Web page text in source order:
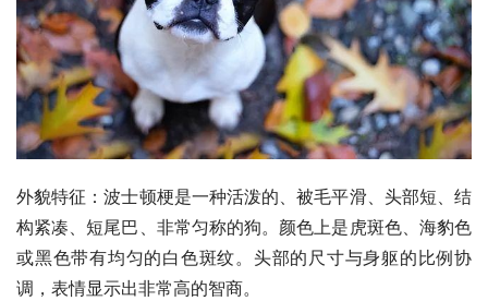
外貌特征：波士顿梗是一种活泼的、被毛平滑、头部短、结
构紧凑、短尾巴、非常匀称的狗。颜色上是虎斑色、海豹色
或黑色带有均匀的白色斑纹。头部的尺寸与身躯的比例协
调，表情显示出非常高的智商。